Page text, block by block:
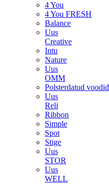
4 You
4 You FRESH
Balance
Uus
Creative
Intu
Nature
Uus
OMM
Polsterdatud voodid
Uus
Reli
Ribbon
Simple
Spot
Stige
Uus
STOR
Uus
WELL